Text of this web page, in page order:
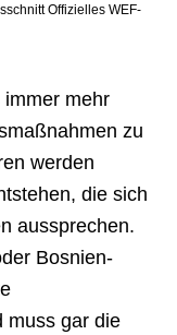
Offizielles WEF-
immer mehr
zu
werden
die sich
aussprechen.
Bosnien-
muss gar die